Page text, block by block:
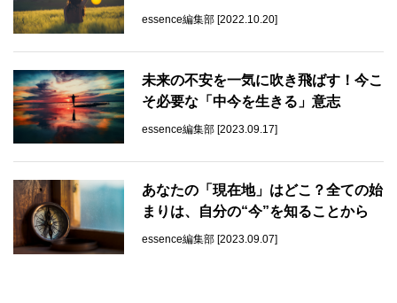
essence編集部 [2022.10.20]
未来の不安を一気に吹き飛ばす！今こ
そ必要な「中今を生きる」意志
essence編集部 [2023.09.17]
あなたの「現在地」はどこ？全ての始
まりは、自分の“今”を知ることから
essence編集部 [2023.09.07]